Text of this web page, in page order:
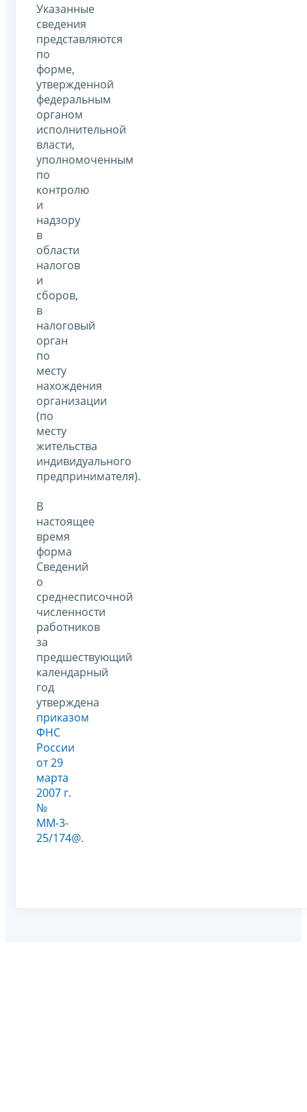
Указанные
сведения
представляются
по
форме,
утвержденной
федеральным
органом
исполнительной
власти,
уполномоченным
по
контролю
и
надзору
в
области
налогов
и
сборов,
в
налоговый
орган
по
месту
нахождения
организации
(по
месту
жительства
индивидуального
предпринимателя).
В
настоящее
время
форма
Сведений
о
среднесписочной
численности
работников
за
предшествующий
календарный
год
утверждена
приказом
ФНС
России
от 29
марта
2007 г.
№
ММ-3-
25/174@.